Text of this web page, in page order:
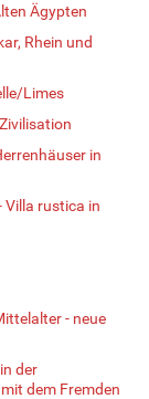
Ägypten
Rhein und
Limes
in
Villa rustica in
- neue
der
dem Fremden